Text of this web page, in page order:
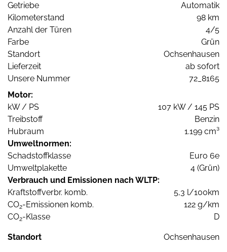
Getriebe
Automatik
Kilometerstand
98 km
Anzahl der Türen
4/5
Farbe
Grün
Standort
Ochsenhausen
Lieferzeit
ab sofort
Unsere Nummer
72_8165
Motor:
kW / PS
107 kW / 145 PS
Treibstoff
Benzin
Hubraum
1.199 cm³
Umweltnormen:
Schadstoffklasse
Euro 6e
Umweltplakette
4 (Grün)
Verbrauch und Emissionen nach WLTP:
Kraftstoffverbr. komb.
5,3 l/100km
CO2-Emissionen komb.
122 g/km
CO2-Klasse D
Standort Ochsenhausen